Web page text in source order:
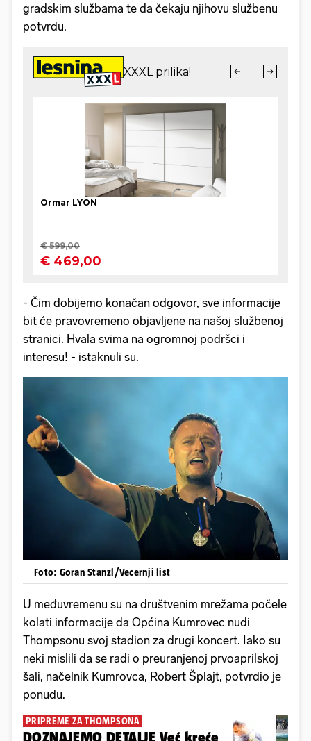
gradskim službama te da čekaju njihovu službenu
potvrdu.
- Čim dobijemo konačan odgovor, sve informacije
bit će pravovremeno objavljene na našoj službenoj
stranici. Hvala svima na ogromnoj podršci i
interesu! - istaknuli su.
Foto: Goran Stanzl/Vecernji list
U međuvremenu su na društvenim mrežama počele
kolati informacije da Općina Kumrovec nudi
Thompsonu svoj stadion za drugi koncert. Iako su
neki mislili da se radi o preuranjenoj prvoaprilskoj
šali, načelnik Kumrovca, Robert Šplajt, potvrdio je
ponudu.
PRIPREME ZA THOMPSONA
DOZNAJEMO DETALJE Već kreće